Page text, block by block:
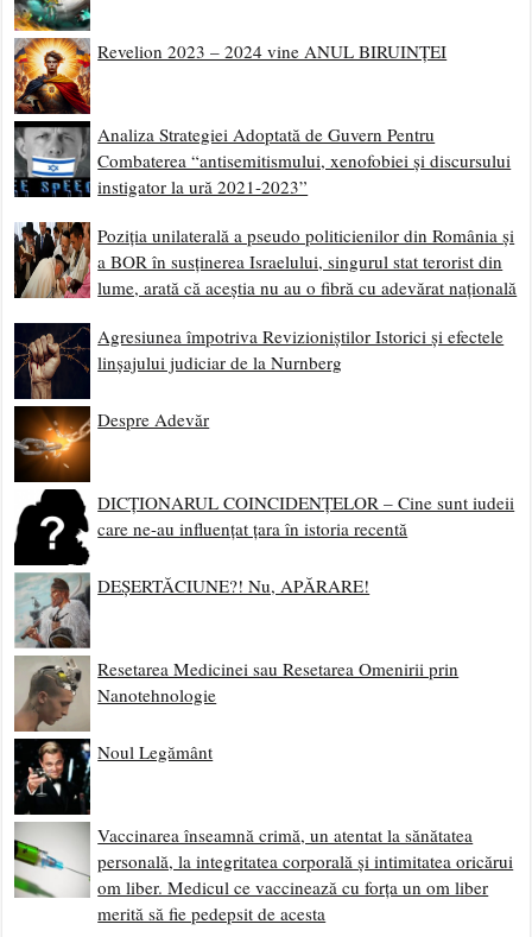
Revelion 2023 – 2024 vine ANUL BIRUINȚEI
Analiza Strategiei Adoptată de Guvern Pentru
Combaterea “antisemitismului, xenofobiei și discursului
instigator la ură 2021-2023”
Poziția unilaterală a pseudo politicienilor din România și
a BOR în susținerea Israelului, singurul stat terorist din
lume, arată că aceștia nu au o fibră cu adevărat națională
Agresiunea împotriva Revizioniștilor Istorici și efectele
linșajului judiciar de la Nurnberg
Despre Adevăr
DICȚIONARUL COINCIDENȚELOR – Cine sunt iudeii
care ne-au influențat țara în istoria recentă
DEȘERTĂCIUNE?! Nu, APĂRARE!
Resetarea Medicinei sau Resetarea Omenirii prin
Nanotehnologie
Noul Legământ
Vaccinarea înseamnă crimă, un atentat la sănătatea
personală, la integritatea corporală și intimitatea oricărui
om liber. Medicul ce vaccinează cu forța un om liber
merită să fie pedepsit de acesta